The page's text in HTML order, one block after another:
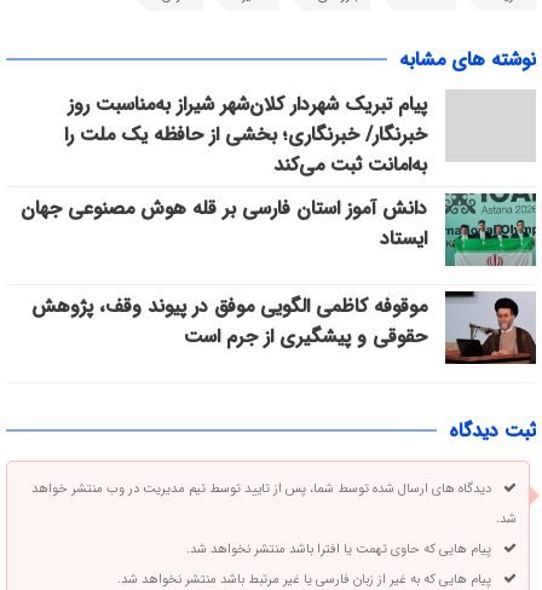
نوشته های مشابه
پیام تبریک شهردار کلان‌شهر شیراز به‌مناسبت روز
خبرنگار/ خبرنگاری؛ بخشی از حافظه یک ملت را
به‌امانت ثبت می‌کند
دانش آموز استان فارسی بر قله هوش مصنوعی جهان
ایستاد
موقوفه کاظمی الگویی موفق در پیوند وقف، پژوهش
حقوقی و پیشگیری از جرم است
ثبت دیدگاه
دیدگاه های ارسال شده توسط شما، پس از تایید توسط تیم مدیریت در وب منتشر خواهد
شد.
پیام هایی که حاوی تهمت یا افترا باشد منتشر نخواهد شد.
پیام هایی که به غیر از زبان فارسی یا غیر مرتبط باشد منتشر نخواهد شد.